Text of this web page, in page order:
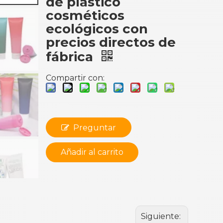
cosméticos
ecológicos con
precios directos de
fábrica
Compartir con:
Preguntar
Añadir al carrito
Siguiente: